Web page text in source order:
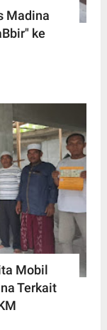
Madina
ke
Mobil
Terkait